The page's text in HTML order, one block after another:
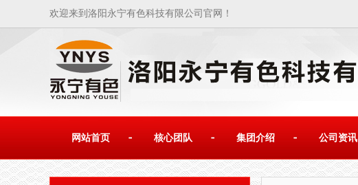
欢迎来到洛阳永宁有色科技有限公司官网！
网站首页 核心团队 集团介绍 公司资讯